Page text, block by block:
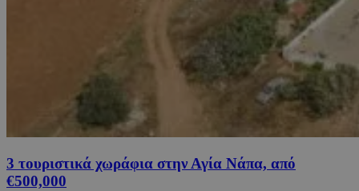
3 τουριστικά χωράφια στην Αγία Νάπα, από
€500,000